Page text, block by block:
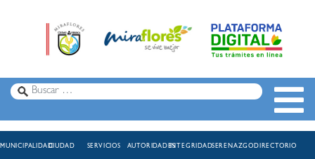
MUNICIPALIDADCIUDAD SERVICIOS AUTORIDADESINTEGRIDADSERENAZGODIRECTORIO